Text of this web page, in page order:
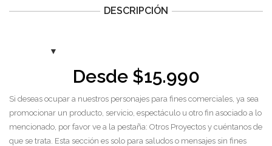
DESCRIPCIÓN
Desde $15.990
Si deseas ocupar a nuestros personajes para fines comerciales, ya sea
promocionar un producto, servicio, espectáculo u otro fin asociado a lo
mencionado, por favor ve a la pestaña: Otros Proyectos y cuéntanos de
que se trata. Esta sección es solo para saludos o mensajes sin fines